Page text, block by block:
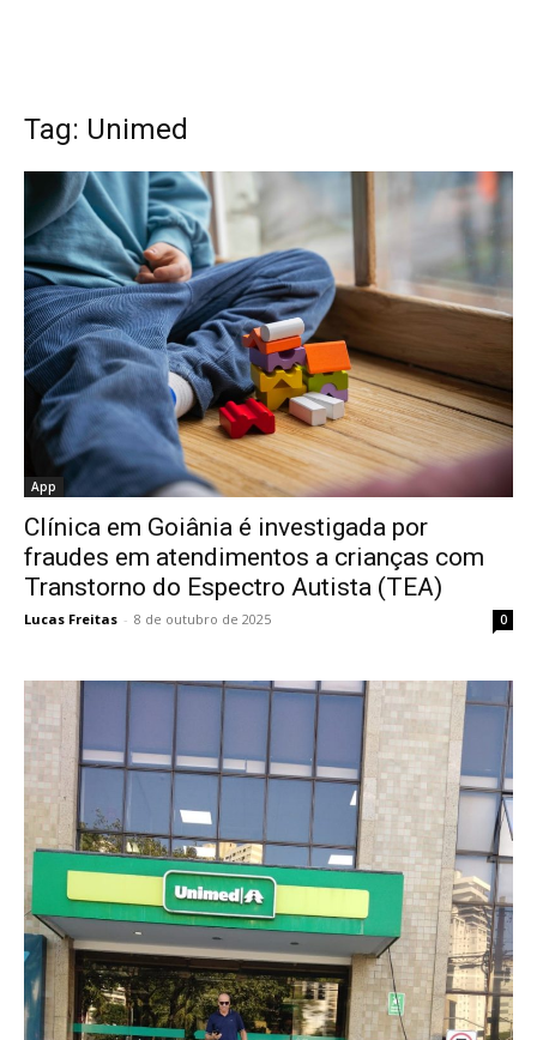
Tag: Unimed
App
Clínica em Goiânia é investigada por
fraudes em atendimentos a crianças com
Transtorno do Espectro Autista (TEA)
Lucas Freitas - 8 de outubro de 2025 0